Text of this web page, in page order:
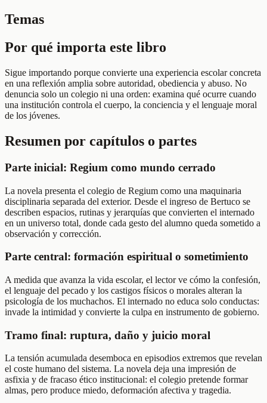
Temas
Por qué importa este libro
Sigue importando porque convierte una experiencia escolar concreta
en una reflexión amplia sobre autoridad, obediencia y abuso. No
denuncia solo un colegio ni una orden: examina qué ocurre cuando
una institución controla el cuerpo, la conciencia y el lenguaje moral
de los jóvenes.
Resumen por capítulos o partes
Parte inicial: Regium como mundo cerrado
La novela presenta el colegio de Regium como una maquinaria
disciplinaria separada del exterior. Desde el ingreso de Bertuco se
describen espacios, rutinas y jerarquías que convierten el internado
en un universo total, donde cada gesto del alumno queda sometido a
observación y corrección.
Parte central: formación espiritual o sometimiento
A medida que avanza la vida escolar, el lector ve cómo la confesión,
el lenguaje del pecado y los castigos físicos o morales alteran la
psicología de los muchachos. El internado no educa solo conductas:
invade la intimidad y convierte la culpa en instrumento de gobierno.
Tramo final: ruptura, daño y juicio moral
La tensión acumulada desemboca en episodios extremos que revelan
el coste humano del sistema. La novela deja una impresión de
asfixia y de fracaso ético institucional: el colegio pretende formar
almas, pero produce miedo, deformación afectiva y tragedia.